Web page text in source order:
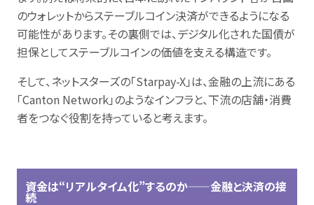
のウォレットからステーブルコイン決済ができるようになる
可能性があります。その裏側では、デジタル化された国債が
担保としてステーブルコインの価値を支える構造です。
そして、ネットスターズの「Starpay-X」は、金融の上流にある
「Canton Network」のようなインフラと、下流の店舗・消費
者をつなぐ役割を持っていると考えます。
資金は“リアルタイム化”するのか——金融と決済の接
続